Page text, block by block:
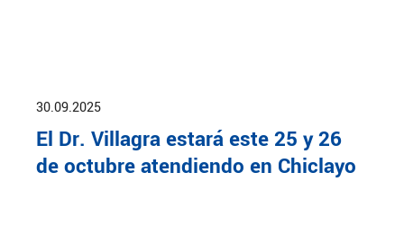
30.09.2025
El Dr. Villagra estará este 25 y 26
de octubre atendiendo en Chiclayo